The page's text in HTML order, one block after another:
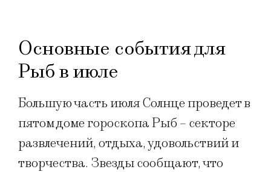
Основные события для
Рыб в июле
Большую часть июля Солнце проведет в
пятом доме гороскопа Рыб – секторе
развлечений, отдыха, удовольствий и
творчества. Звезды сообщают, что